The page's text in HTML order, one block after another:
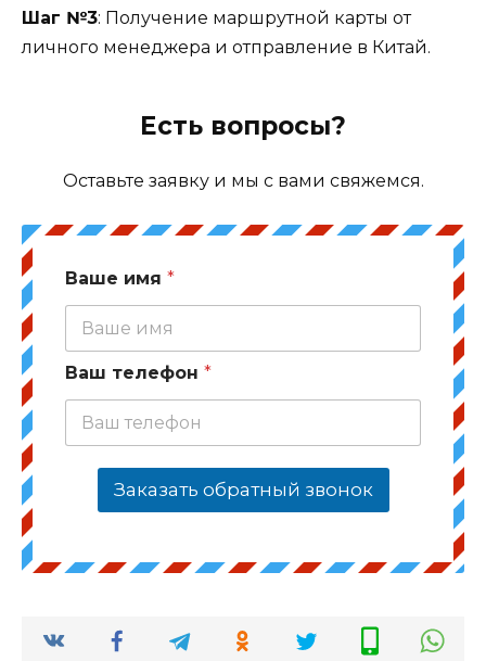
Шаг №3: Получение маршрутной карты от
личного менеджера и отправление в Китай.
Есть вопросы?
Оставьте заявку и мы с вами свяжемся.
Ваше имя *
Ваш телефон *
Заказать обратный звонок